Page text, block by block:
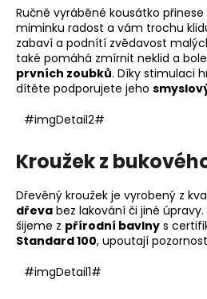
Ručně vyráběné kousátko
miminku radost a vám trochu
zabaví a podnítí zvědavost
také pomáhá zmírnit neklid a
prvních zoubků. Díky stimulaci
dítěte podporujete jeho
#imgDetail2#
Kroužek z
Dřevěný kroužek je vyrobený z
dřeva bez lakování či jiné úpravy.
šijeme z přírodní bavlny s
Standard 100, upoutají
#imgDetail1#